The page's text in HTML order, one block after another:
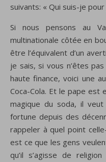
suivants: « Qui suis-je
Si nous pensons au
multinationale côtée en
être l’équivalent d’un
je sais, si vous n’êtes
haute finance, voici une
Coca-Cola. Et le pape est
magique du soda, il
fortune depuis des
rappeler à quel point
est ce que les gens
qu’il s’agisse de